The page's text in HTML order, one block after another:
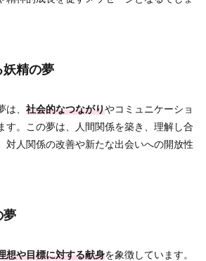
妖精の夢
、 社会的なつながりやコミュニケーショ
す。この夢は、人間関係を築き、理解し合
対人関係の改善や新たな出会いへの開放性
夢
想や目標に対する献身を象徴しています。